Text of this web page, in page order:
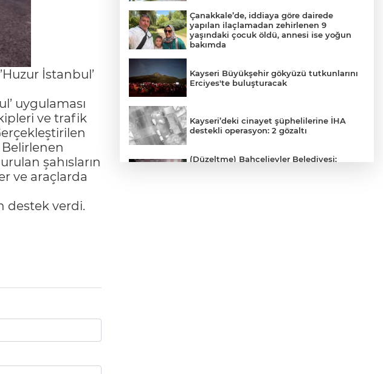
İstanbul’
uygulaması
ve trafik
şahısların
ve araçlarda
destek verdi.
Çanakkale’de, iddiaya göre dairede
yapılan ilaçlamadan zehirlenen 9
yaşındaki çocuk öldü, annesi ise yoğun
bakımda
Kayseri Büyükşehir gökyüzü tutkunlarını
Erciyes'te buluşturacak
Kayseri’deki cinayet şüphelilerine İHA
destekli operasyon: 2 gözaltı
(Düzeltme) Bahçelievler Belediyesi: